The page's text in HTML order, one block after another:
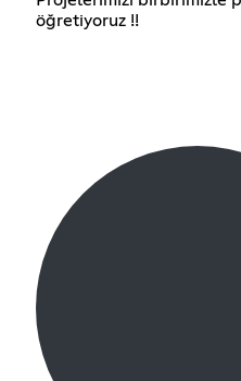
öğretiyoruz !!